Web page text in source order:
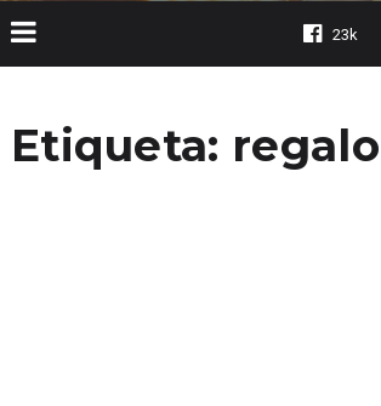
23k
Etiqueta: regalo